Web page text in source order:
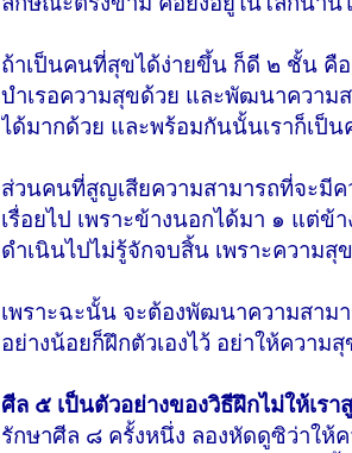
ถ้าเป็นคนที่สุขได้ง่ายขึ้น ก็ดี ๒ ชั้น คื
บำเรอความสุขด้วย และพัฒนาความ
ได้มากด้วย และพร้อมกันนั้นเราก็เป็
ส่วนคนที่สูญเสียความสามารถที่จะมี
เรื่อยไป เพราะข้างนอกได้มา ๑ แต่ข้
ดำเนินไปไม่รู้จักจบสิ้น เพราะความสุข
เพราะฉะนั้น จะต้องพัฒนาความสาม
อย่างน้อยก็ฝึกตัวเองไว้ อย่าให้ความ
ศีล ๕ เป็นตัวอย่างของวิธีฝึกไม่ให้เรา
รักษาศีล ๘ ครั้งหนึ่ง ลองหัดดูซิว่าให้ค